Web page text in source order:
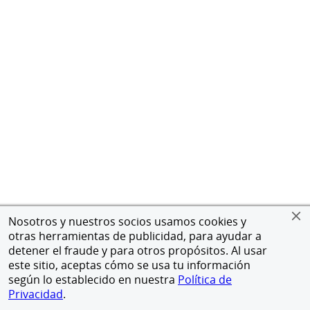
Nosotros y nuestros socios usamos cookies y
otras herramientas de publicidad, para ayudar a
detener el fraude y para otros propósitos. Al usar
este sitio, aceptas cómo se usa tu información
según lo establecido en nuestra Política de
Privacidad.